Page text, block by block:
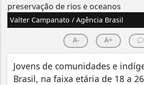
Valter Campanato / Agência Brasil
A- A+
Jovens de comunidades e
Brasil, na faixa etária de 18 a